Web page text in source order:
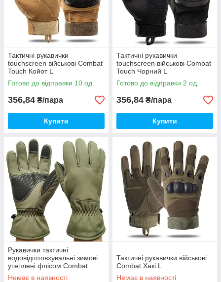
Тактичні рукавички
touchscreen військові Combat
Touch Койот L
Готово до відправки 10 од.
356,84 ₴/пара
Купити
Тактичні рукавички
touchscreen військові Combat
Touch Чорний L
Готово до відправки 2 од.
356,84 ₴/пара
Купити
Рукавички тактичні
водовідштовхувальні зимові
утеплені флісом Combat
Camo Хакі L
Немає в наявності
Тактичні рукавички військові
Combat Хакі L
Немає в наявності